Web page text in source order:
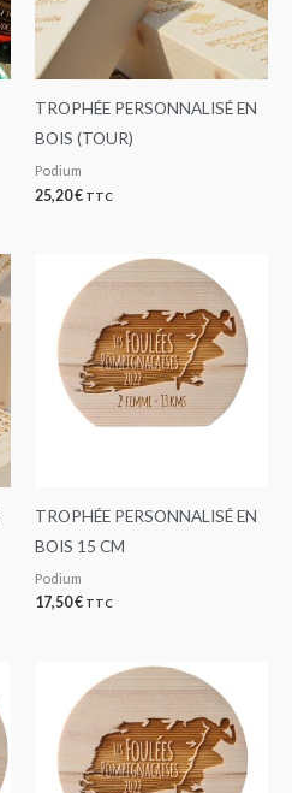
TROPHÉE PERSONNALISÉ EN
BOIS (TOUR)
Podium
25,20€ TTC
TROPHÉE PERSONNALISÉ EN
BOIS 15 CM
Podium
17,50€ TTC